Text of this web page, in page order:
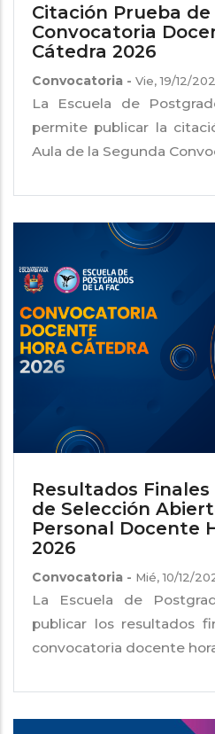
Citación Prueba
Convocatoria
Cátedra 2026
Convocatoria - Vie, 19/12/
La Escuela de
permite publicar la
Aula de la Segunda
Resultados
de Selección
Personal Docente
2026
Convocatoria - Mié, 10/12/
La Escuela de
publicar los resultados
convocatoria docente